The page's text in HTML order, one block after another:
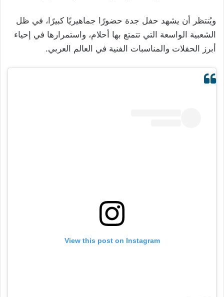
ويُنتظر أن يشهد حفل جدة حضورًا جماهيريًا كبيرًا، في ظل
الشعبية الواسعة التي تتمتع بها أحلام، واستمرارها في إحياء
أبرز الحفلات والمناسبات الفنية في العالم العربي.
View this post on Instagram